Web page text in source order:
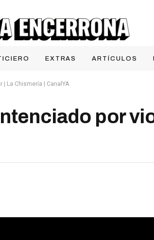
EXTRAS ARTÍCULOS
La Chismería | CanalYA
por